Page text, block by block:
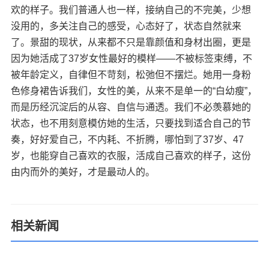
欢的样子。我们普通人也一样，接纳自己的不完美，少想
没用的，多关注自己的感受，心态好了，状态自然就来
了。​ 景甜的现状，从来都不只是靠颜值和身材出圈，更是
因为她活成了37岁女性最好的模样——不被标签束缚，不
被年龄定义，自律但不苛刻，松弛但不摆烂。她用一身粉
色修身裙告诉我们，女性的美，从来不是单一的“白幼瘦”，
而是历经沉淀后的从容、自信与通透。​ 我们不必羡慕她的
状态，也不用刻意模仿她的生活，只要找到适合自己的节
奏，好好爱自己，不内耗、不折腾，哪怕到了37岁、47
岁，也能穿自己喜欢的衣服，活成自己喜欢的样子，这份
由内而外的美好，才是最动人的。
相关新闻